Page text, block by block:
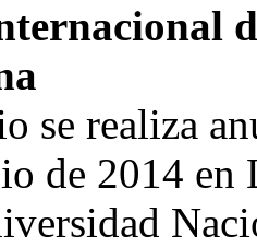
se realiza
de 2014 en